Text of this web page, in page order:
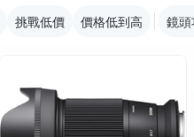
挑戰低價 價格低到高 鏡